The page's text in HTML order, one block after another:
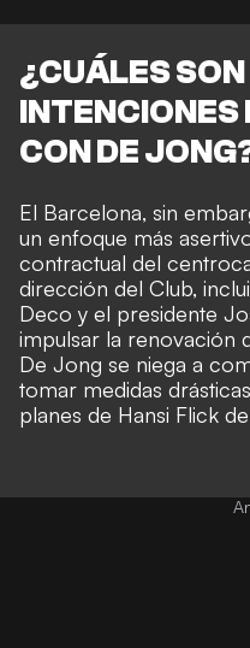
¿CUÁLES
CON DE
El Barcelona, sin
un enfoque más
contractual del
dirección del Club,
Deco y el presidente
impulsar la renovación
De Jong se niega a
tomar medidas
planes de Hansi Flick